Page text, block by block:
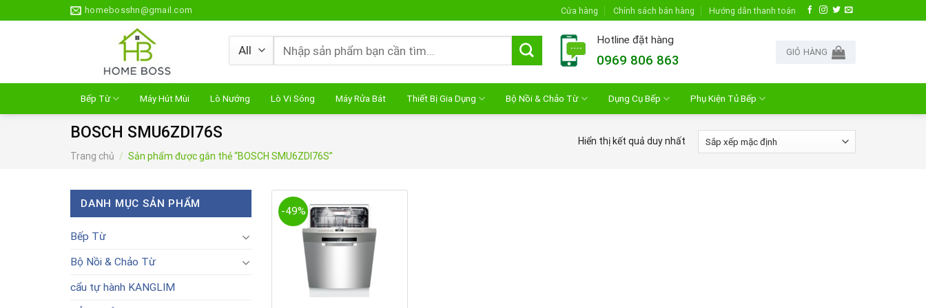
to
homebosshn@gmail.com Cửa hàng Chính sách bán hàng Hướng dẫn thanh toán
Tìm
kiếm:
Hotline đặt hàng
0969 806 863
GIỎ HÀNG
Bếp Từ Máy Hút Mùi Lò Nướng Lò Vi Sóng Máy Rửa Bát Thiết Bị Gia Dụng Bộ Nồi & Chảo Từ Dụng Cụ Bếp Phụ Kiện Tủ Bếp
BOSCH SMU6ZDI76S
Trang chủ / Sản phẩm được gắn thẻ “BOSCH SMU6ZDI76S”
Hiển thị kết quả duy nhất
DANH MỤC SẢN PHẨM
Bếp Từ
Bộ Nồi & Chảo Từ
cẩu tự hành KANGLIM
-49%